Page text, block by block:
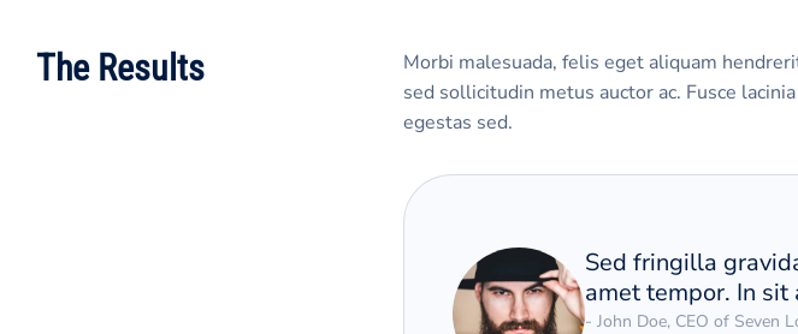
The Results
Morbi malesuada, felis eget aliquam
sed sollicitudin metus auctor ac. Fusce
egestas sed.
Sed fringilla
amet tempor. In
- John Doe, CEO of Seven